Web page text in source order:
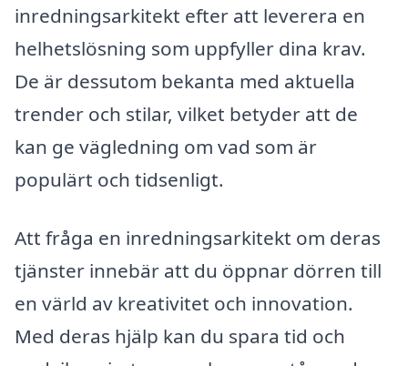
inredningsarkitekt efter att leverera en
helhetslösning som uppfyller dina krav.
De är dessutom bekanta med aktuella
trender och stilar, vilket betyder att de
kan ge vägledning om vad som är
populärt och tidsenligt.
Att fråga en inredningsarkitekt om deras
tjänster innebär att du öppnar dörren till
en värld av kreativitet och innovation.
Med deras hjälp kan du spara tid och